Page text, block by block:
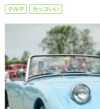
クルマ カッコいい